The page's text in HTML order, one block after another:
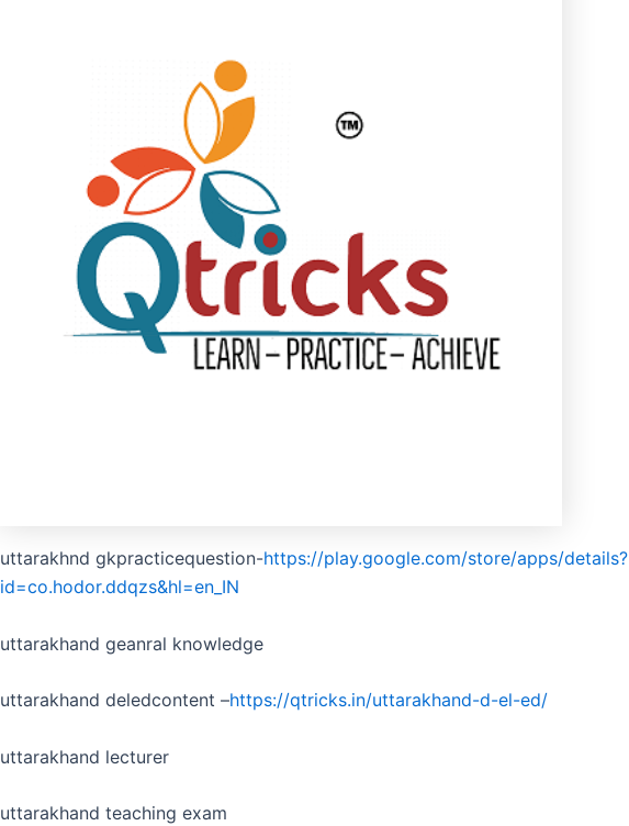
uttarakhnd gkpracticequestion-https://play.google.com/store/apps/details?
id=co.hodor.ddqzs&hl=en_IN
uttarakhand geanral knowledge
uttarakhand deledcontent –https://qtricks.in/uttarakhand-d-el-ed/
uttarakhand lecturer
uttarakhand teaching exam